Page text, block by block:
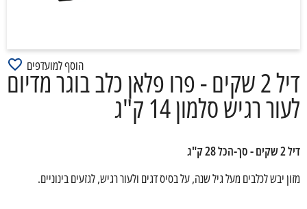
דיל 2 שקים - פרו פלאן כלב בוגר מדיום
לעור רגיש סלמון 14 ק"ג
הוסף למועדפים
דיל 2 שקים - סך-הכל 28 ק"ג
מזון יבש לכלבים מעל גיל שנה, על בסיס דגים ולעור רגיש, לגזעים בינוניים.